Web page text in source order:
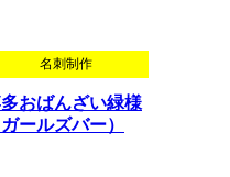
名刺制作
おばんざい緑様
ガールズバー）